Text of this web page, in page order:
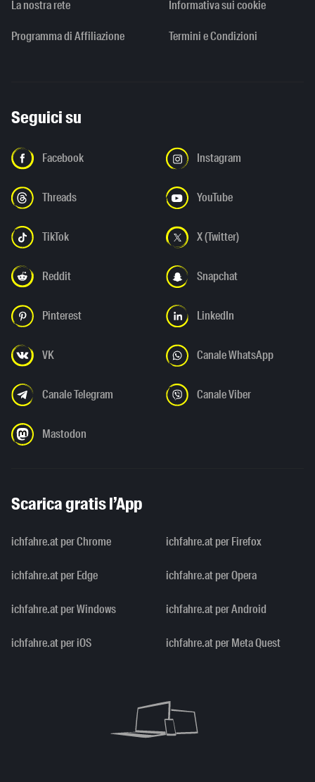
La nostra rete
Programma di Affiliazione
Informativa sui cookie
Termini e Condizioni
Seguici su
Facebook Instagram
Threads YouTube
TikTok X (Twitter)
Reddit Snapchat
Pinterest LinkedIn
VK Canale WhatsApp
Canale Telegram Canale Viber
Mastodon
Scarica gratis l’App
ichfahre.at per Chrome ichfahre.at per Firefox
ichfahre.at per Edge ichfahre.at per Opera
ichfahre.at per Windows ichfahre.at per Android
ichfahre.at per iOS ichfahre.at per Meta Quest